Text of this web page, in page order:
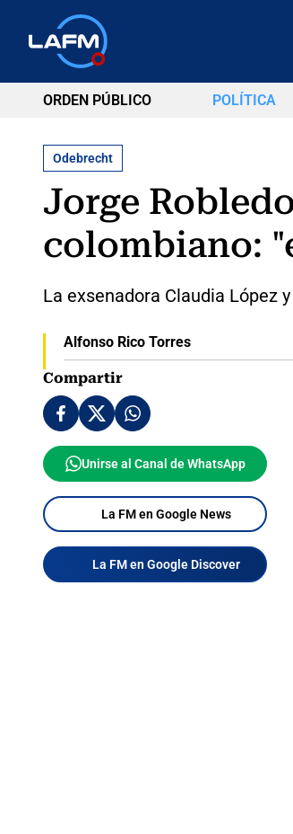
ORDEN PÚBLICO POLÍTICA
Odebrecht
Jorge
colombiano:
La exsenadora Claudia López
Alfonso Rico Torres
Compartir
Unirse al Canal de WhatsApp
La FM en Google News
La FM en Google Discover